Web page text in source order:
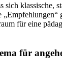
sich klassische,
für eine
für